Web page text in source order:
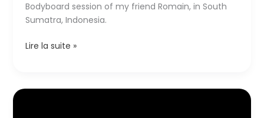
Bodyboard session of my friend Romain, in South
Sumatra, Indonesia.
Tropical
A
Lire la suite »